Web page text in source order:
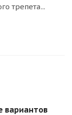
трепета...
вариантов